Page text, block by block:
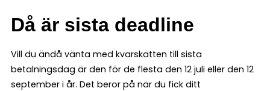
Då är sista deadline
Vill du ändå vänta med kvarskatten till sista
betalningsdag är den för de flesta den 12 juli eller den 12
september i år. Det beror på när du fick ditt